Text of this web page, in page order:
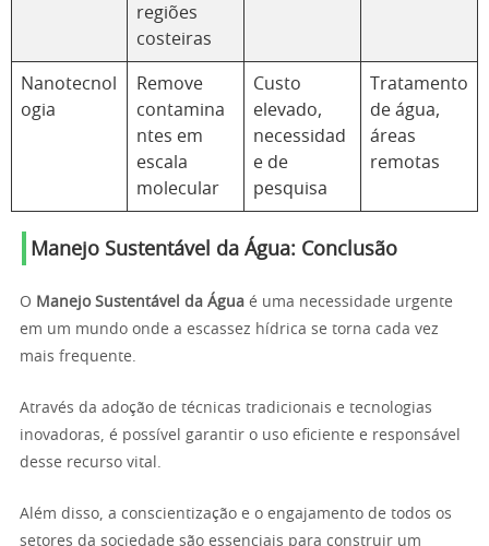
regiões
costeiras
Nanotecnol
ogia
Remove
contamina
ntes em
escala
molecular
Custo
elevado,
necessidad
e de
pesquisa
Tratamento
de água,
áreas
remotas
Manejo Sustentável da Água: Conclusão
O Manejo Sustentável da Água é uma necessidade urgente
em um mundo onde a escassez hídrica se torna cada vez
mais frequente.
Através da adoção de técnicas tradicionais e tecnologias
inovadoras, é possível garantir o uso eficiente e responsável
desse recurso vital.
Além disso, a conscientização e o engajamento de todos os
setores da sociedade são essenciais para construir um